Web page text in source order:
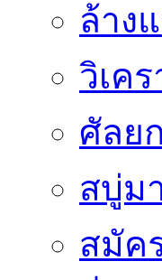
ล้าง
วิเค
ศัลย
สบู่ม
สมัค